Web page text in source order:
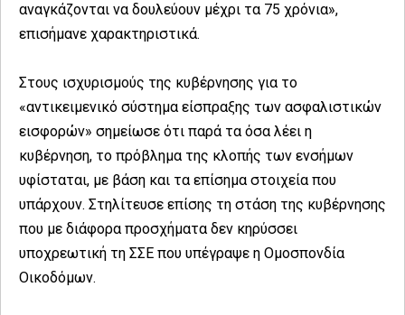
αναγκάζονται να δουλεύουν μέχρι τα 75 χρόνια»,
επισήμανε χαρακτηριστικά.
Στους ισχυρισμούς της κυβέρνησης για το
«αντικειμενικό σύστημα είσπραξης των ασφαλιστικών
εισφορών» σημείωσε ότι παρά τα όσα λέει η
κυβέρνηση, το πρόβλημα της κλοπής των ενσήμων
υφίσταται, με βάση και τα επίσημα στοιχεία που
υπάρχουν. Στηλίτευσε επίσης τη στάση της κυβέρνησης
που με διάφορα προσχήματα δεν κηρύσσει
υποχρεωτική τη ΣΣΕ που υπέγραψε η Ομοσπονδία
Οικοδόμων.